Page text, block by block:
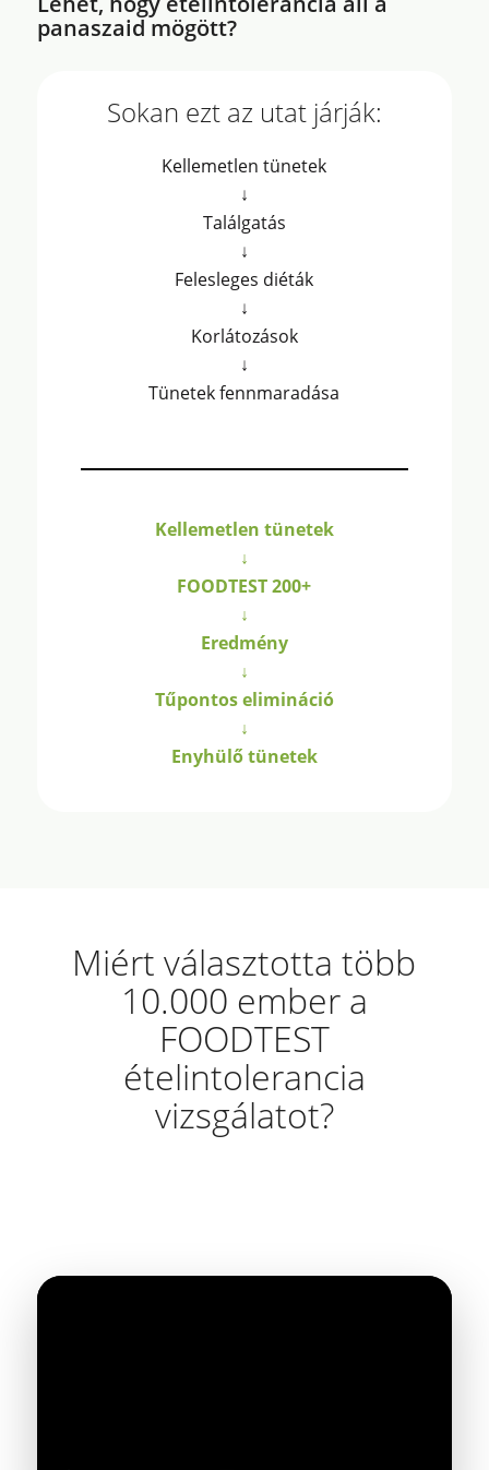
panaszaid mögött?
Sokan ezt az utat járják:
Kellemetlen tünetek
↓
Találgatás
↓
Felesleges diéták
↓
Korlátozások
↓
Tünetek fennmaradása
Kellemetlen tünetek
↓
FOODTEST 200+
↓
Eredmény
↓
Tűpontos elimináció
↓
Enyhülő tünetek
Miért választotta több
10.000 ember a
FOODTEST
ételintolerancia
vizsgálatot?